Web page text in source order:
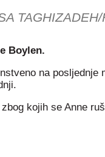
Boylen.
na
kojih se Anne